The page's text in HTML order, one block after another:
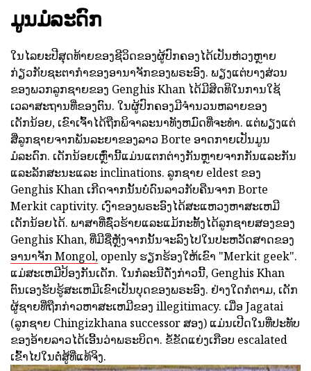
ມູນມໍລະດົກ
ໃນໄລຍະປີສຸດທ້າຍຂອງຊີວິດຂອງຜູ້ປົກຄອງໄດ້ເປັນຫ່ວງຫຼາຍ
ກ່ຽວກັບຊະຕາກໍາຂອງອານາຈັກຂອງພຣະອົງ. ພຽງແຕ່ບາງສ່ວນ
ຂອງພວກລູກຊາຍຂອງ Genghis Khan ໄດ້ມີສິດທິໃນການໃຊ້
ເວລາສະຖານທີ່ຂອງຕົນ. ໃນຜູ້ປົກຄອງມີຈໍານວນຫລາຍຂອງ
ເດັກນ້ອຍ, ເຂົາເຈົ້າໄດ້ຖືກພິຈາລະນາທັງຫມົດທີ່ຈະທໍາ. ແຕ່ພຽງແຕ່
ສີ່ລູກຊາຍຈາກພັນລະຍາຂອງລາວ Borte ອາດກາຍເປັນມູນ
ມໍລະດົກ. ເດັກນ້ອຍເຫຼົ່ານີ້ແມ່ນແຕກຕ່າງກັນຫຼາຍຈາກກັນແລະກັນ
ແລະລັກສະນະແລະ inclinations. ລູກຊາຍ eldest ຂອງ
Genghis Khan ເກີດຈາກນັ້ນບໍ່ດົນລາວກັບຄືນຈາກ Borte
Merkit captivity. ເງົາຂອງພຣະອົງໄດ້ສະແຫວງຫາສະເຫມີ
ເດັກນ້ອຍໄດ້. ພາສາທີ່ຊົ່ວຮ້າຍແລະແມ້ກະທັ້ງໄດ້ລູກຊາຍສອງຂອງ
Genghis Khan, ທີ່ມີຊື່ຫຼັງຈາກນັ້ນຈະລົງໄປໃນປະຫວັດສາດຂອງ
ອານາຈັກ Mongol, openly ຮຽກຮ້ອງໃຫ້ເຂົາ "Merkit geek".
ແມ່ສະເຫມີປ້ອງກັນເດັກ. ໃນກໍລະນີດັ່ງກ່າວນີ້, Genghis Khan
ຕົນເອງຮັບຮູ້ສະເຫມີເຂົາເປັນບຸດຂອງພຣະອົງ. ຢ່າງໃດກໍຕາມ, ເດັກ
ຜູ້ຊາຍທີ່ຖືກກ່າວຫາສະເຫມີຂອງ illegitimacy. ເມື່ອ Jagatai
(ລູກຊາຍ Chingizkhana successor ສອງ) ແມ່ນເປີດໃນທີ່ປະທັບ
ຂອງອ້າຍລາວໄດ້ເອີ້ນວ່າພຣະບິດາ. ຂໍ້ຂັດແຍ່ງເກືອບ escalated
ເຂົ້າໄປໃນຕໍ່ສູ້ທີ່ແທ້ຈິງ.